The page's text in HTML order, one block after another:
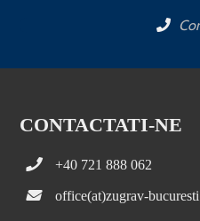
CONTACTATI-NE
+40 721 888 062
office(at)zugrav-